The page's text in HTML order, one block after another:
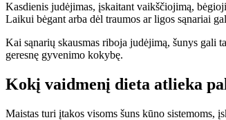
Kasdienis judėjimas, įskaitant vaikščiojimą,
Laikui bėgant arba dėl traumos ar ligos sąnariai
Kai sąnarių skausmas riboja judėjimą, šunys gali
geresnę gyvenimo kokybę.
Kokį vaidmenį dieta atlieka
Maistas turi įtakos visoms šuns kūno sistemoms,